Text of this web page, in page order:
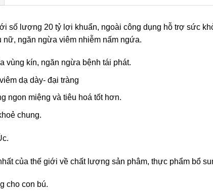
số lượng 20 tỷ lợi khuẩn, ngoài công dụng hỗ trợ sức
nữ, ngăn ngừa viêm nhiễm nấm ngứa.
vùng kín, ngăn ngừa bệnh tái phát.
dạ dày- đại tràng
ngon miệng và tiêu hoá tốt hơn.
chung.
của thế giới về chất lượng sản phâm, thực phẩm bổ
cho con bú.